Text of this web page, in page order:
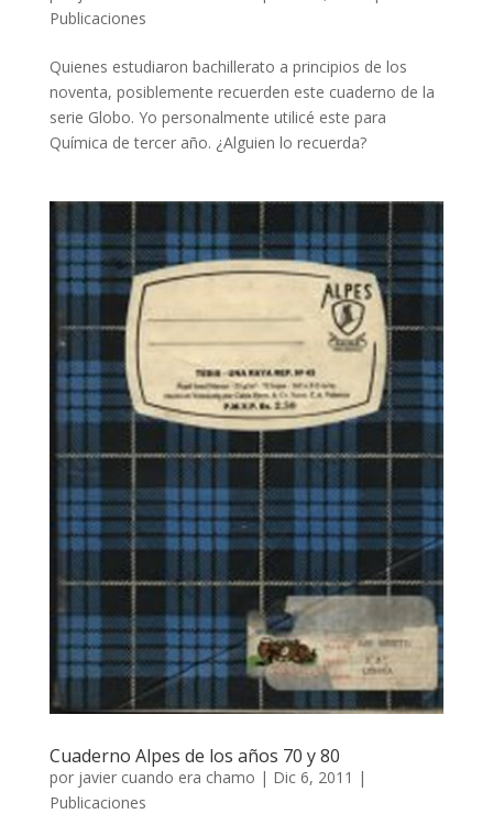
Publicaciones
Quienes estudiaron bachillerato a principios de los
noventa, posiblemente recuerden este cuaderno de la
serie Globo. Yo personalmente utilicé este para
Química de tercer año. ¿Alguien lo recuerda?
Cuaderno Alpes de los años 70 y 80
por javier cuando era chamo | Dic 6, 2011 |
Publicaciones